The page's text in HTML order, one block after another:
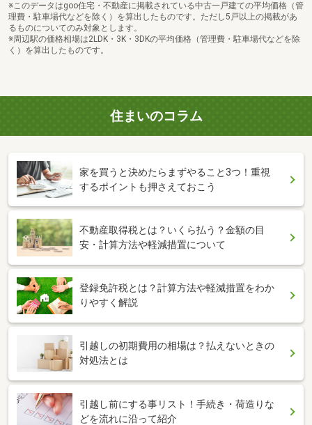
※このデータはgoo住宅・不動産に掲載されている中古一戸建ての平均価格（管
理費・駐車場代などを除く）を算出したものです。ただし5戸以上の掲載があ
るものについてのみ対象とします。
※周辺駅の価格相場は2LDK・3K・3DKの平均価格（管理費・駐車場代などを除
く）を算出したものです。
住まいのコラム
家を買うと決めたらまずやること3つ！重視
するポイントも押さえておこう
不動産取得税とは？いくら払う？金額の目
安・計算方法や軽減措置について
登録免許税とは？計算方法や軽減措置をわか
りやすく解説
引越しの初期費用の相場は？払えないときの
対処法とは
引越し前にする事リスト！手続き・荷造りな
どを流れに沿って紹介